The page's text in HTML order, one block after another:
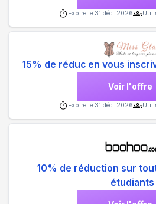
Expire le 31 déc. 2026
15% de réduc en vous
Voir l'offre
Expire le 31 déc. 2026
10% de réduction sur
étudiants